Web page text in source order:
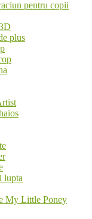
pentru copii
plus
lupta
My Little Poney